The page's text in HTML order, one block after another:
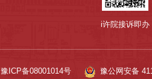
i许院接诉即办
豫ICP备08001014号 豫公网安备